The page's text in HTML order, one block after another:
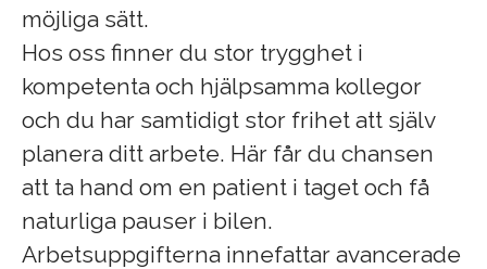
möjliga sätt.
Hos oss finner du stor trygghet i
kompetenta och hjälpsamma kollegor
och du har samtidigt stor frihet att själv
planera ditt arbete. Här får du chansen
att ta hand om en patient i taget och få
naturliga pauser i bilen.
Arbetsuppgifterna innefattar avancerade